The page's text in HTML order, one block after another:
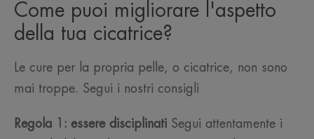
Come puoi migliorare l'aspetto
della tua cicatrice?
Le cure per la propria pelle, o cicatrice, non sono
mai troppe. Segui i nostri consigli
Regola 1: essere disciplinati Segui attentamente i